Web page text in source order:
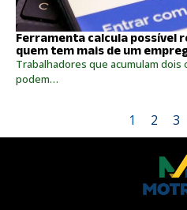
Ferramenta calcula possível
quem tem mais de um
Trabalhadores que acumulam
podem…
1 2 3